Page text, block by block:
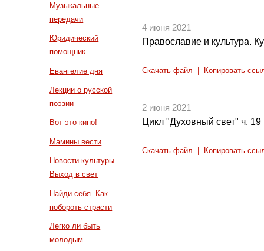
Музыкальные
передачи
Юридический
помощник
Евангелие дня
Лекции о русской
поэзии
Вот это кино!
Мамины вести
Новости культуры.
Выход в свет
Найди себя. Как
побороть страсти
Легко ли быть
молодым
4 июня 2021
Православие и культура.
Скачать файл Копировать
2 июня 2021
Цикл "Духовный свет" ч. 19
Скачать файл Копировать